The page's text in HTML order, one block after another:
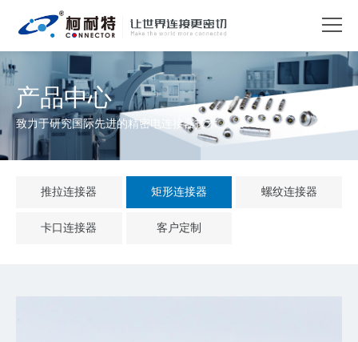
产品中心
致力于研究国际先进的精密电连接器技术
推拉连接器 矩形连接器 螺纹连接器
卡口连接器 客户定制